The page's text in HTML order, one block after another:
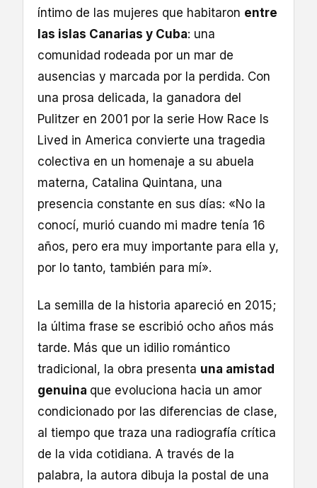
íntimo de las mujeres que habitaron entre
las islas Canarias y Cuba: una
comunidad rodeada por un mar de
ausencias y marcada por la perdida. Con
una prosa delicada, la ganadora del
Pulitzer en 2001 por la serie How Race Is
Lived in America convierte una tragedia
colectiva en un homenaje a su abuela
materna, Catalina Quintana, una
presencia constante en sus días: «No la
conocí, murió cuando mi madre tenía 16
años, pero era muy importante para ella y,
por lo tanto, también para mí».
La semilla de la historia apareció en 2015;
la última frase se escribió ocho años más
tarde. Más que un idilio romántico
tradicional, la obra presenta una amistad
genuina que evoluciona hacia un amor
condicionado por las diferencias de clase,
al tiempo que traza una radiografía crítica
de la vida cotidiana. A través de la
palabra, la autora dibuja la postal de una